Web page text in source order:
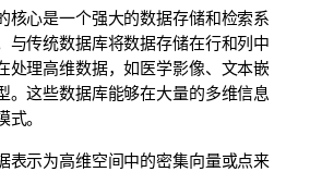
核心是一个强大的数据存储和检索系
与传统数据库将数据存储在行和列中
处理高维数据，如医学影像、文本嵌
。这些数据库能够在大量的多维信息
。
表示为高维空间中的密集向量或点来